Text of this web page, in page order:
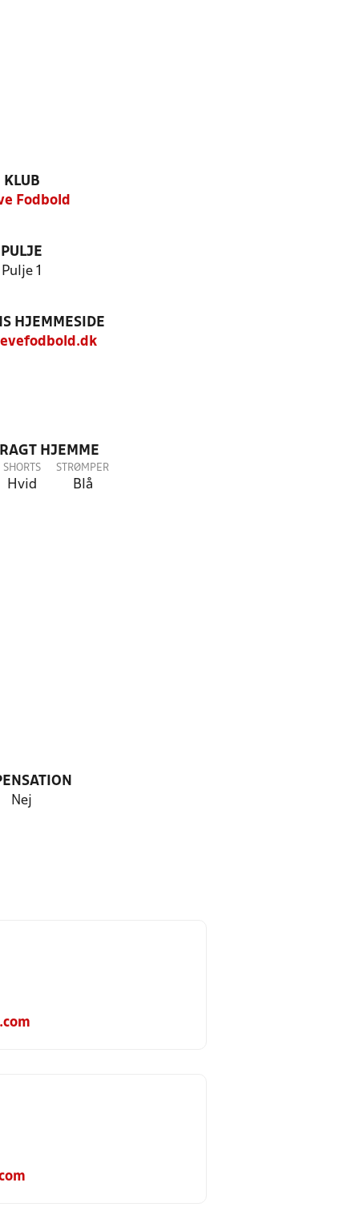
KLUB
Fodbold
PULJE
Pulje 1
HJEMMESIDE
HJEMME
SHORTS
Hvid
STRØMPER
Blå
Nej